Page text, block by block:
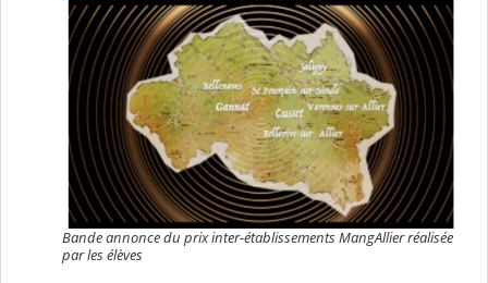
Bande annonce du prix inter-établissements MangAllier réalisée
par les élèves